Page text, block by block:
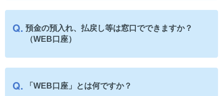
預金の預入れ、払戻し等は窓口でできますか？
（WEB口座）
「WEB口座」とは何ですか？